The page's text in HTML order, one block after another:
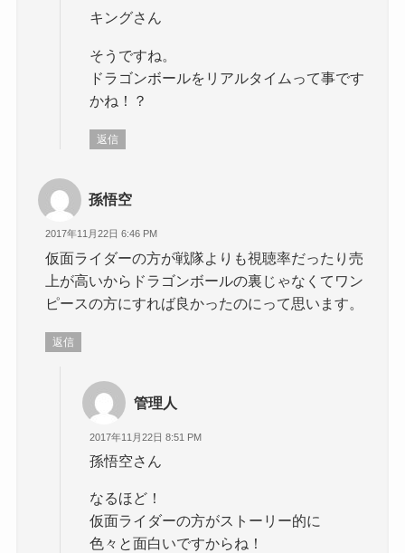
キングさん
そうですね。
ドラゴンボールをリアルタイムって事です
かね！？
返信
孫悟空
2017年11月22日 6:46 PM
仮面ライダーの方が戦隊よりも視聴率だったり売
上が高いからドラゴンボールの裏じゃなくてワン
ピースの方にすれば良かったのにって思います。
返信
管理人
2017年11月22日 8:51 PM
孫悟空さん
なるほど！
仮面ライダーの方がストーリー的に
色々と面白いですからね！